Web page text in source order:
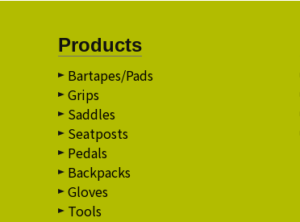
Products
Bartapes/Pads
Grips
Saddles
Seatposts
Pedals
Backpacks
Gloves
Tools